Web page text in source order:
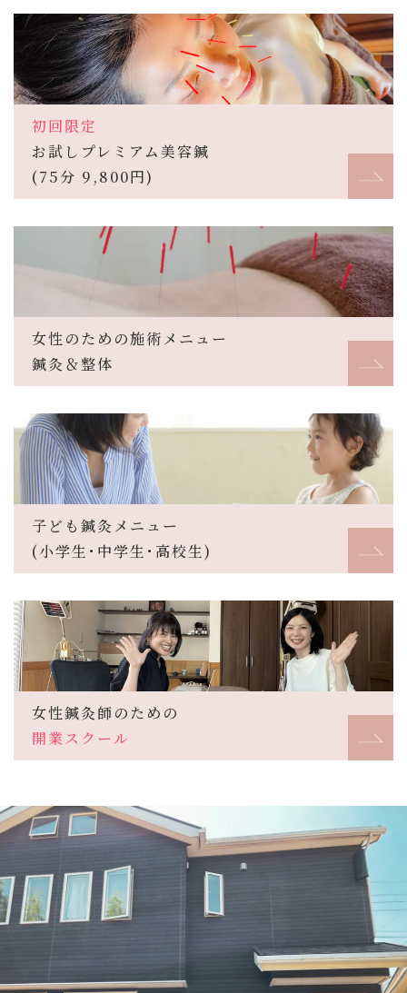
初回限定
お試しプレミアム美容鍼
(75分 9,800円)
女性のための施術メニュー
鍼灸＆整体
子ども鍼灸メニュー
(小学生･中学生･高校生)
女性鍼灸師のための
開業スクール